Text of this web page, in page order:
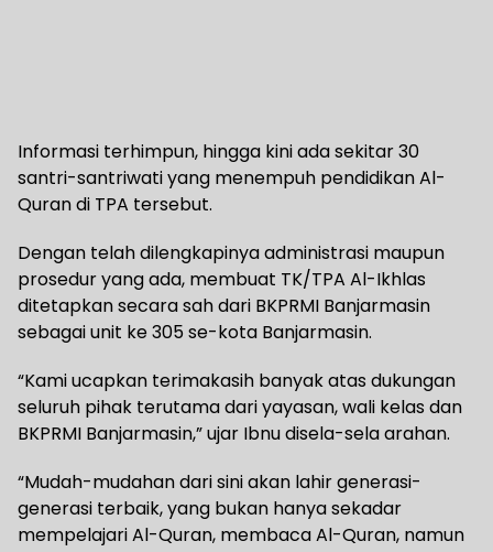
Informasi terhimpun, hingga kini ada sekitar 30
santri-santriwati yang menempuh pendidikan Al-
Quran di TPA tersebut.
Dengan telah dilengkapinya administrasi maupun
prosedur yang ada, membuat TK/TPA Al-Ikhlas
ditetapkan secara sah dari BKPRMI Banjarmasin
sebagai unit ke 305 se-kota Banjarmasin.
“Kami ucapkan terimakasih banyak atas dukungan
seluruh pihak terutama dari yayasan, wali kelas dan
BKPRMI Banjarmasin,” ujar Ibnu disela-sela arahan.
“Mudah-mudahan dari sini akan lahir generasi-
generasi terbaik, yang bukan hanya sekadar
mempelajari Al-Quran, membaca Al-Quran, namun